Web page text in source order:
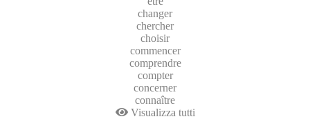
changer
chercher
choisir
commencer
comprendre
compter
concerner
connaître
Visualizza tutti